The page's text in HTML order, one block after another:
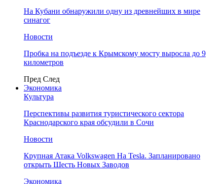
На Кубани обнаружили одну из древнейших в мире
синагог
Новости
Пробка на подъезде к Крымскому мосту выросла до 9
километров
Пред След
Экономика
Культура
Перспективы развития туристического сектора
Краснодарского края обсудили в Сочи
Новости
Крупная Атака Volkswagen На Tesla. Запланировано
открыть Шесть Новых Заводов
Экономика